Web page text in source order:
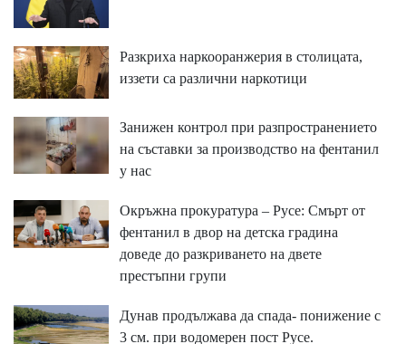
Разкриха наркооранжерия в столицата,
иззети са различни наркотици
Занижен контрол при разпространението
на съставки за производство на фентанил
у нас
Окръжна прокуратура – Русе: Смърт от
фентанил в двор на детска градина
доведе до разкриването на двете
престъпни групи
Дунав продължава да спада- понижение с
3 см. при водомерен пост Русе.